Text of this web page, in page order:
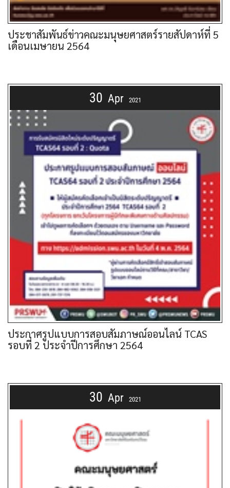
ประชาสัมพันธ์ข่าวคณะมนุษยศาสตร์รายสัปดาห์ที่ 5
เดือนเมษายน 2564
30 Apr 2021
ประกาศรูปแบบการสอบสัมภาษณ์ออนไลน์ TCAS
รอบที่ 2 ประจำปีการศึกษา 2564
30 Apr 2021